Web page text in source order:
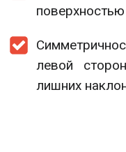
левой
лишних